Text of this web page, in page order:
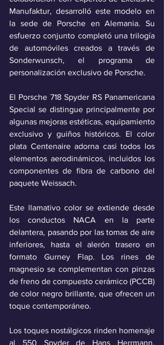
Manufaktur, desarrolló este modelo en
la sede de Porsche en Alemania. Su
esfuerzo conjunto completó una trilogía
de automóviles creados a través de
Sonderwunsch, el programa de
personalización exclusivo de Porsche.
El Porsche 718 Spyder RS Panamericana
Special se distingue principalmente por
algunas mejoras estéticas, equipamiento
exclusivo y guiños históricos. El color
plata Centenaire adorna casi todos los
elementos aerodinámicos, incluidos los
componentes de fibra de carbono del
paquete Weissach.
Este llamativo color se extiende desde
los conductos NACA en la parte
delantera, pasando por las tomas de aire
inferiores, hasta el alerón trasero en
formato Gurney Flap. Los rines de
magnesio se complementan con pinzas
de freno de compuesto cerámico (PCCB)
de color negro brillante, que ofrecen un
toque contemporáneo.
Los toques nostálgicos rinden homenaje
al 550 Spyder de Hans Herrmann,